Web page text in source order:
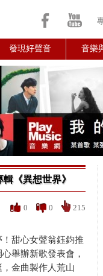
發現好聲音 音樂
《異想世界》
0 0 215
甜心女聲翁鈺鈞推
舉辦新歌發表會，
金曲製作人荒山